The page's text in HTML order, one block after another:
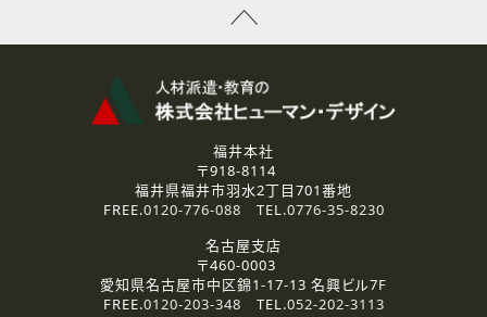
資料送付、受講相談に関するご連絡のために利用いたしま
その他、お問い合わせの内容に回答するために利用いたし
なお、ご連絡手段は、電話・Ｅメールのいずれかの方法とい
2.個人情報の第三者提供
ご提供いただいた個人情報は、法令等の規定に従う場合を除き、
3.個人情報の取り扱いの委託
弊社の定める個人情報保護の評価基準を満たした委託先に、個
人情報を委託する場合があります。
福井本社
〒918-8114
福井県福井市羽水2丁目701番地
FREE.0120-776-088 TEL.0776-35-8230
名古屋支店
〒460-0003
愛知県名古屋市中区錦1-17-13 名興ビル7F
FREE.0120-203-348 TEL.052-202-3113